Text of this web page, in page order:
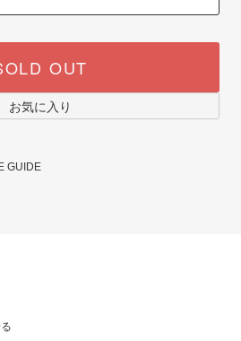
OUT
お気に入り
GUIDE